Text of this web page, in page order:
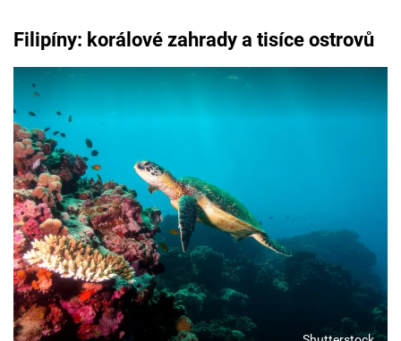
Filipíny: korálové zahrady a tisíce ostrovů